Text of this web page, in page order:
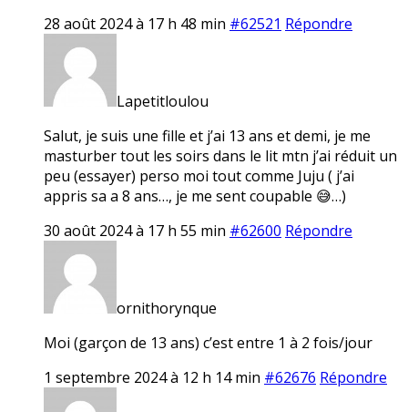
28 août 2024 à 17 h 48 min #62521 Répondre
Lapetitloulou
Salut, je suis une fille et j’ai 13 ans et demi, je me
masturber tout les soirs dans le lit mtn j’ai réduit un
peu (essayer) perso moi tout comme Juju ( j’ai
appris sa a 8 ans…, je me sent coupable 😅…)
30 août 2024 à 17 h 55 min #62600 Répondre
ornithorynque
Moi (garçon de 13 ans) c’est entre 1 à 2 fois/jour
1 septembre 2024 à 12 h 14 min #62676 Répondre